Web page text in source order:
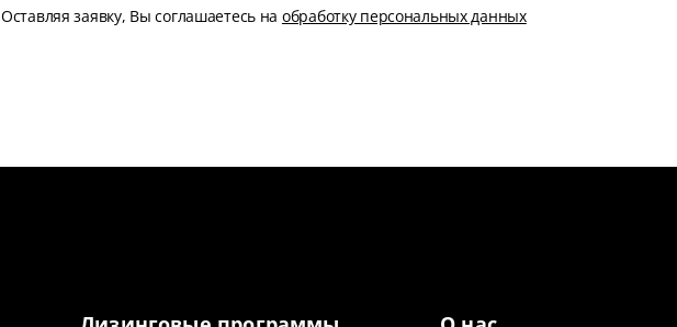
Оставляя заявку, Вы соглашаетесь на обработку персональных данных